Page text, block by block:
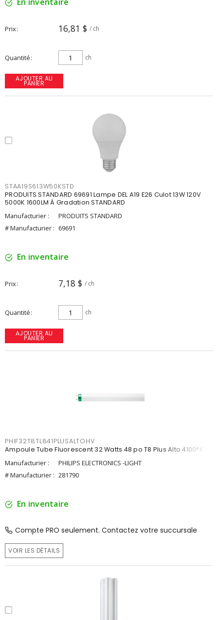
Prix 16,81 $ / ch
Quantité ch
AJOUTER AU
PANIER
STAA19S613W50KSTD
PRODUITS STANDARD 69691 Lampe DEL A19 E26 Culot 13W 120V
5000K 1600LM À Gradation STANDARD
Manufacturier :
PRODUITS STANDARD
# Manufacturier : 69691
En inventaire
Prix 7,18 $ / ch
Quantité ch
AJOUTER AU
PANIER
PHIF32T8TL841PLUSALTOHV
Ampoule Tube Fluorescent 32 Watts 48 po T8 Plus Alto 4100°K
Manufacturier :
PHILIPS ELECTRONICS -LIGHT
# Manufacturier : 281790
En inventaire
Compte PRO seulement. Contactez votre succursale
VOIR LES DÉTAILS